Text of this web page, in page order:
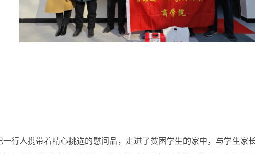
一行人携带着精心挑选的慰问品，走进了贫困学生的家中，与学生家